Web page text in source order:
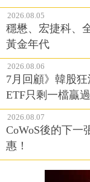
2026.08.05
穩懋、宏捷科、
黃金年代
2026.08.06
7月回顧》韓股
ETF只剩一檔贏
2026.08.07
CoWoS後的下一
惠！